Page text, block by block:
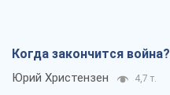
Когда закончится война?
Юрий Христензен 4,7 т.